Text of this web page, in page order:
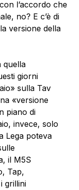
l’accordo che
no? E c’è di
versione della
quella
giorni
sulla Tav
«versione
piano di
invece, solo
Lega poteva
il M5S
Tap,
grillini